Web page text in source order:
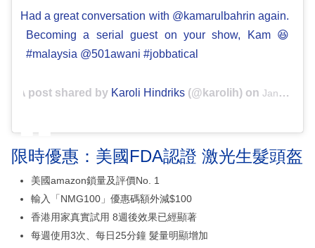
Had a great conversation with @kamarulbahrin again.
Becoming a serial guest on your show, Kam 😆
#malaysia @501awani #jobbatical
A post shared by Karoli Hindriks(@karolih) on Jan 9, 2019 at 6:01am PST
限時優惠：美國FDA認證 激光生髮頭盔
美國amazon鎖量及評價No. 1
輸入「NMG100」優惠碼額外減$100
香港用家真實試用 8週後效果已經顯著
每週使用3次、每日25分鐘 髮量明顯增加